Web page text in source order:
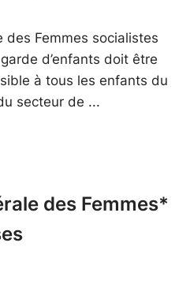
des Femmes socialistes
d’enfants doit être
à tous les enfants du
secteur de
des Femmes*